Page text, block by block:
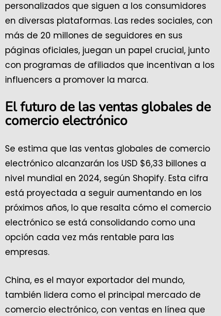
personalizados que siguen a los consumidores
en diversas plataformas. Las redes sociales, con
más de 20 millones de seguidores en sus
páginas oficiales, juegan un papel crucial, junto
con programas de afiliados que incentivan a los
influencers a promover la marca.
El futuro de las ventas globales de
comercio electrónico
Se estima que las ventas globales de comercio
electrónico alcanzarán los USD $6,33 billones a
nivel mundial en 2024, según Shopify. Esta cifra
está proyectada a seguir aumentando en los
próximos años, lo que resalta cómo el comercio
electrónico se está consolidando como una
opción cada vez más rentable para las
empresas.
China, es el mayor exportador del mundo,
también lidera como el principal mercado de
comercio electrónico, con ventas en línea que